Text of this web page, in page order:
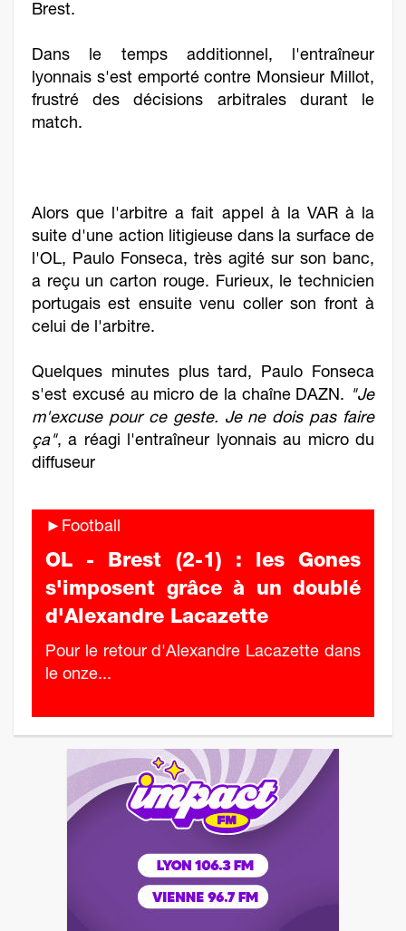
Brest.
Dans le temps additionnel, l'entraîneur
lyonnais s'est emporté contre Monsieur Millot,
frustré des décisions arbitrales durant le
match.
Alors que l'arbitre a fait appel à la VAR à la
suite d'une action litigieuse dans la surface de
l'OL, Paulo Fonseca, très agité sur son banc,
a reçu un carton rouge. Furieux, le technicien
portugais est ensuite venu coller son front à
celui de l'arbitre.
Quelques minutes plus tard, Paulo Fonseca
s'est excusé au micro de la chaîne DAZN.
"Je
m'excuse pour ce geste. Je ne dois pas faire
ça", a réagi l'entraîneur lyonnais au micro du
diffuseur
►Football
OL - Brest (2-1) : les Gones
s'imposent grâce à un doublé
d'Alexandre Lacazette
Pour le retour d'Alexandre Lacazette dans
le onze...